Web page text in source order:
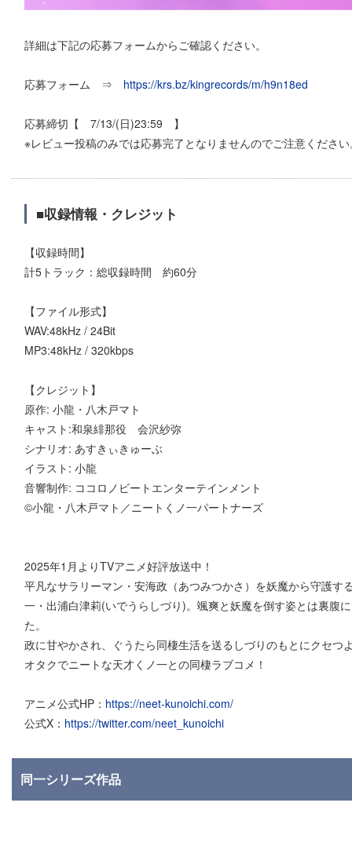
詳細は下記の応募フォームからご確認ください。
応募フォーム ⇒ https://krs.bz/kingrecords/m/h9n18ed
応募締切【 7/13/(日)23:59 】
※レビュー投稿のみでは応募完了となりませんのでご注意くださ
■収録情報・クレジット
【収録時間】
計5トラック：総収録時間 約60分
【ファイル形式】
WAV:48kHz / 24Bit
MP3:48kHz / 320kbps
【クレジット】
原作: 小龍・八木戸マト
キャスト:和泉緋那役 会沢紗弥
シナリオ: あすきぃきゅーぶ
イラスト: 小龍
音響制作: ココロノビートエンターテインメント
©小龍・八木戸マト／ニートくノ一パートナーズ
2025年1月よりTVアニメ好評放送中！
平凡なサラリーマン・安海政（あつみつかさ）を妖魔から守護す
一・出浦白津莉(いでうらしづり)。颯爽と妖魔を倒す姿とは裏腹
た。
政に甘やかされ、ぐうたら同棲生活を送るしづりのもとにクセ
オタクでニートな天才くノ一との同棲ラブコメ！
アニメ公式HP： https://neet-kunoichi.com/
公式X： https://twitter.com/neet_kunoichi
同一シリーズ作品